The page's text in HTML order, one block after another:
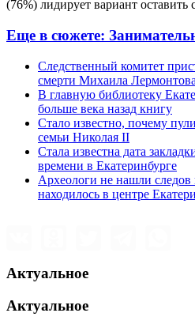
(76%) лидирует вариант оставить
Еще в сюжете:
Следственный комитет
смерти Михаила Лермонтова
В главную библиотеку
больше века назад книгу
Стало известно, почему
семьи Николая II
Стала известна дата
времени в Екатеринбурге
Археологи не нашли
находилось в центре
Актуальное
Актуальное